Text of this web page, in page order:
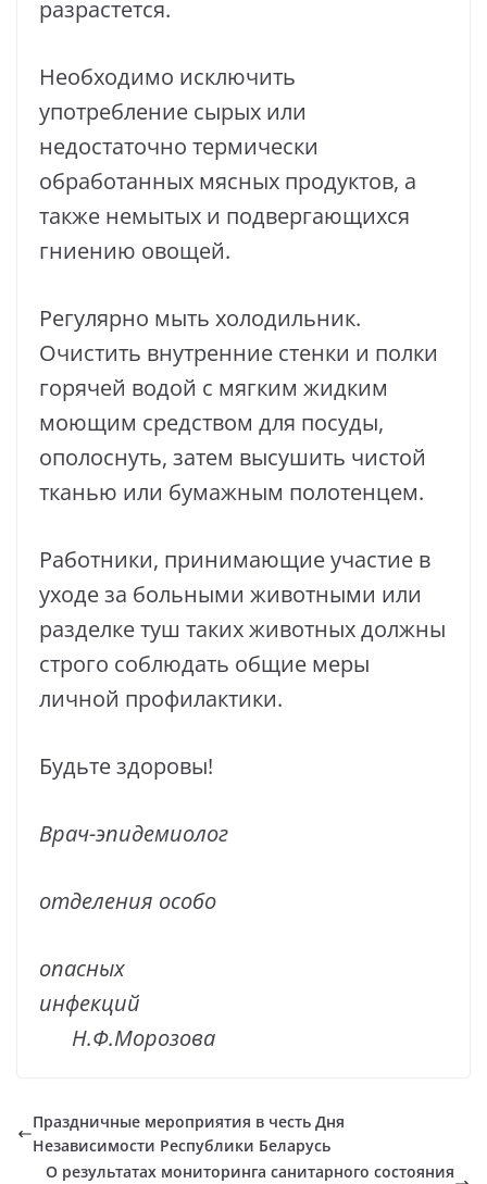
разрастется.
Необходимо исключить
употребление сырых или
недостаточно термически
обработанных мясных продуктов, а
также немытых и подвергающихся
гниению овощей.
Регулярно мыть холодильник.
Очистить внутренние стенки и полки
горячей водой с мягким жидким
моющим средством для посуды,
ополоснуть, затем высушить чистой
тканью или бумажным полотенцем.
Работники, принимающие участие в
уходе за больными животными или
разделке туш таких животных должны
строго соблюдать общие меры
личной профилактики.
Будьте здоровы!
Врач-эпидемиолог
отделения особо
опасных
инфекций
Н.Ф.Морозова
Праздничные мероприятия в честь Дня
Независимости Республики Беларусь
О результатах мониторинга санитарного состояния